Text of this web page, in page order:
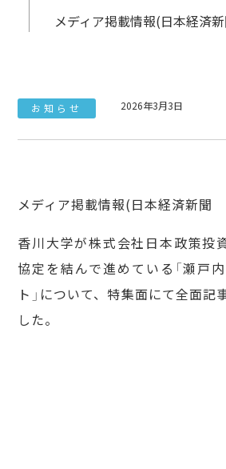
メディア掲載情報(日本経済
お知らせ 2026年3月3日
メディア掲載情報(日本経済新
香川大学が株式会社日本政策投
協定を結んで進めている「瀬戸
ト」について、特集面にて全面記
した。